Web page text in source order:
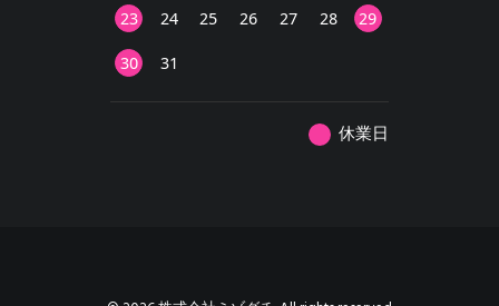
23
24 25 26 27 28
29
30
31
休業日